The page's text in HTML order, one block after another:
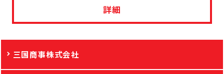
詳細
三国商事株式会社